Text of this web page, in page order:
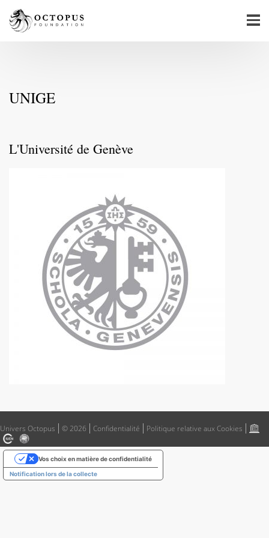
UNIGE
L'Université de Genève
Univers Octopus © 2026 Confidentialité Politique relative aux Cookies
Notification lors de la collecte
Vos choix en matière de confidentialité